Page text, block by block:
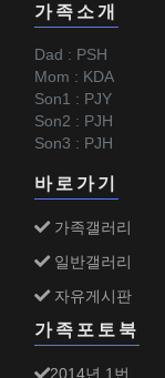
가족소개
Dad : PSH
Mom : KDA
Son1 : PJY
Son2 : PJH
Son3 : PJH
바로가기
가족갤러리
일반갤러리
자유게시판
가족포토북
2014년 1번